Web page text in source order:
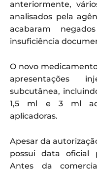
anteriormente,
analisados pela
acabaram
insuficiência
O novo
apresentações
subcutânea,
1,5 ml e 3 ml
aplicadoras.
Apesar da
possui data oficial
Antes da